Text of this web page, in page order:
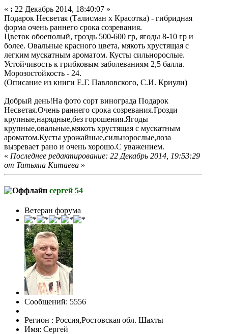
« : 22 Декабрь 2014, 18:40:07 »
Подарок Несветая (Талисман х Красотка) - гибридная
форма очень раннего срока созревания.
Цветок обоеполый, гроздь 500-600 гр, ягоды 8-10 гр и
более. Овальные красного цвета, мякоть хрустящая с
легким мускатным ароматом. Кусты сильнорослые.
Устойчивость к грибковым заболеваниям 2,5 балла.
Морозостойкость - 24.
(Описание из книги Е.Г. Павловского, С.И. Криули)
Добрый день!На фото сорт винограда Подарок
Несветая.Очень раннего срока созревания.Грозди
крупные,нарядные,без горошения.Ягоды
крупные,овальные,мякоть хрустящая с мускатным
ароматом.Кусты урожайные,сильнорослые,лоза
вызревает рано и очень хорошо.С уважением.
« Последнее редактирование: 22 Декабрь 2014, 19:53:29
от Татьяна Китаева »
сергей 54
Ветеран форума
Сообщений: 5556
Регион : Россия,Ростовская обл. Шахты
Имя: Сергей